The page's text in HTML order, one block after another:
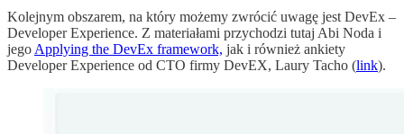
Kolejnym obszarem, na który możemy zwrócić uwagę jest DevEx –
Developer Experience. Z materiałami przychodzi tutaj Abi Noda i
jego Applying the DevEx framework, jak i również ankiety
Developer Experience od CTO firmy DevEX, Laury Tacho (link).